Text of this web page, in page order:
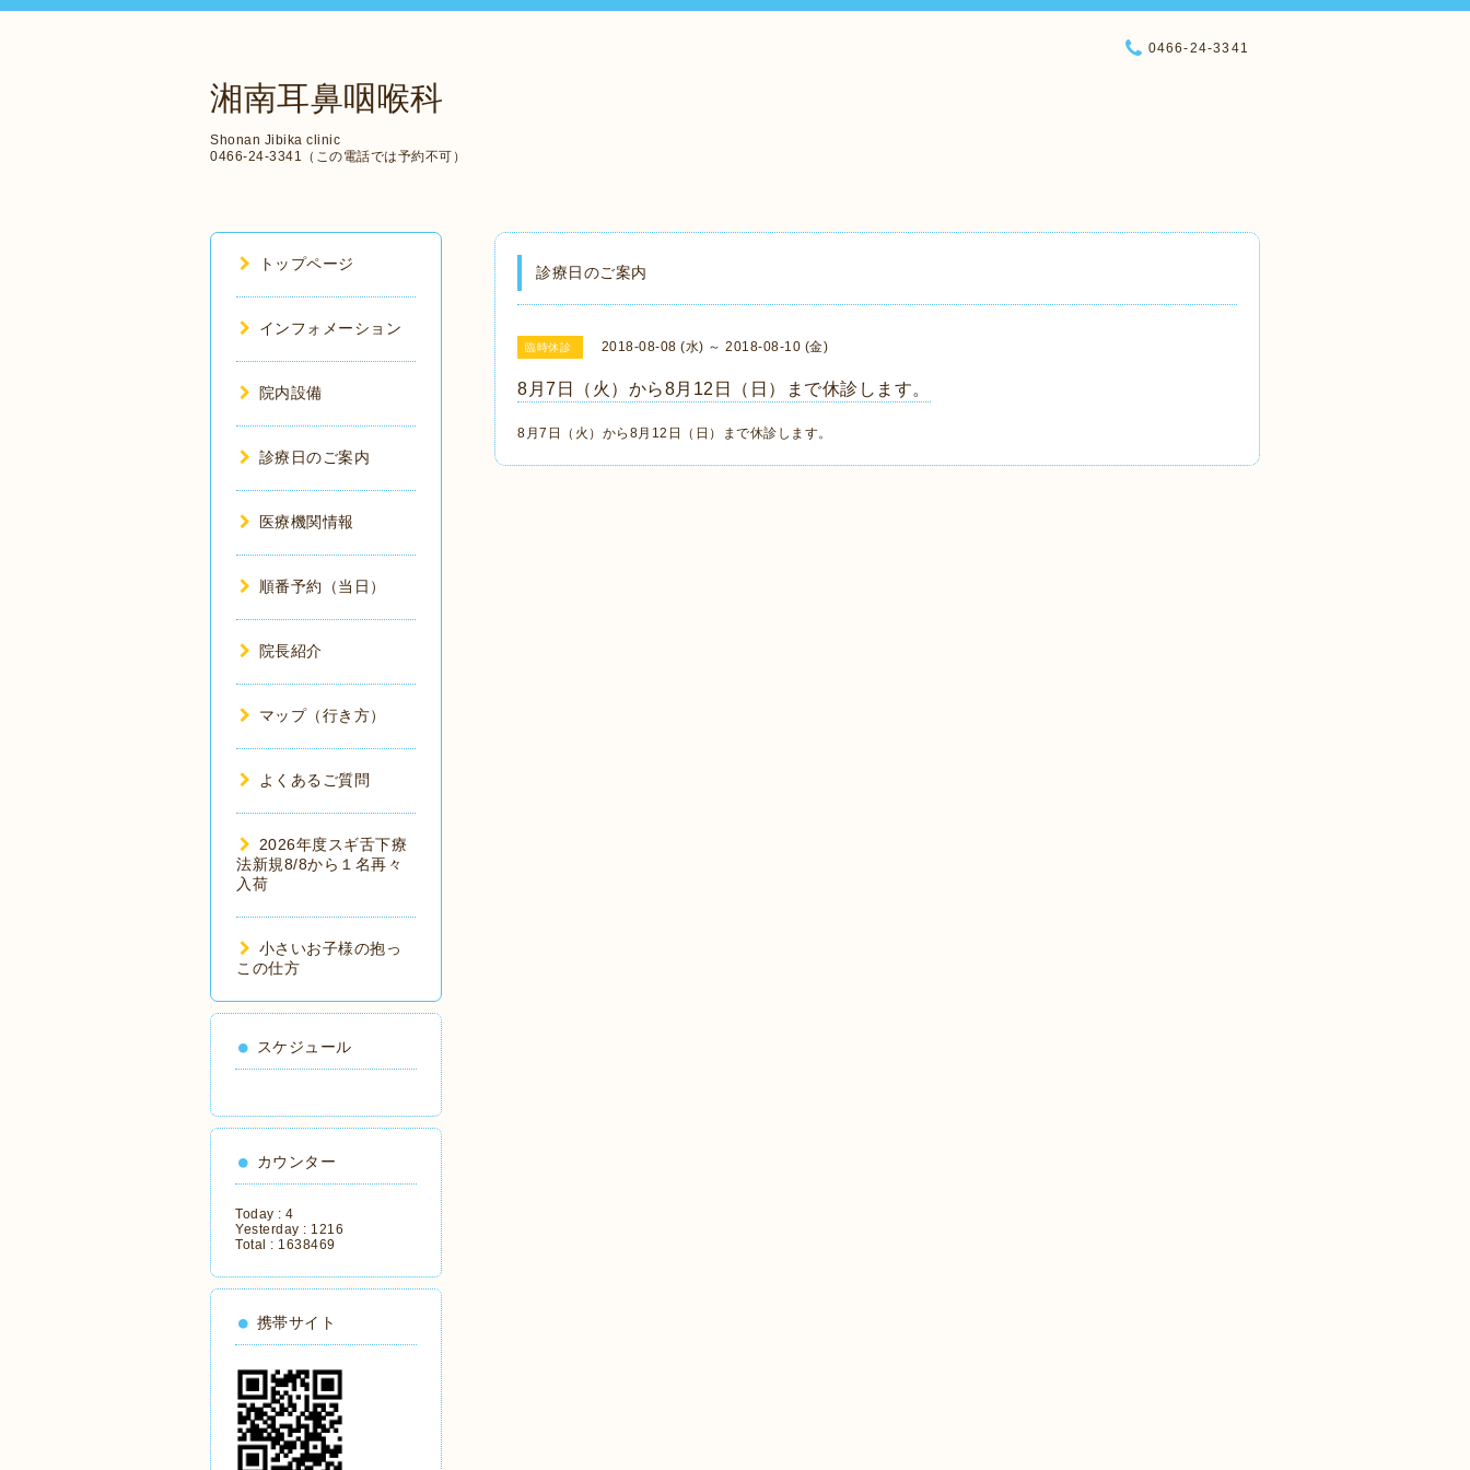
湘南耳鼻咽喉科
Shonan Jibika clinic
0466-24-3341（この電話では予約不可）
0466-24-3341
診療日のご案内
臨時休診 2018-08-08 (水) ～ 2018-08-10 (金)
8月7日（火）から8月12日（日）まで休診します。
8月7日（火）から8月12日（日）まで休診します。
トップページ
インフォメーション
院内設備
診療日のご案内
医療機関情報
順番予約（当日）
院長紹介
マップ（行き方）
よくあるご質問
2026年度スギ舌下療
法新規8/8から１名再々
入荷
小さいお子様の抱っ
この仕方
スケジュール
カウンター
Today : 4
Yesterday : 1216
Total : 1638469
携帯サイト